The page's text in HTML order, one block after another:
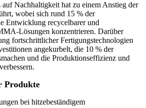
Nachhaltigkeit hat zu einem Anstieg der
wobei sich rund 15 % der
Entwicklung recycelbarer und
Lösungen konzentrieren. Darüber
fortschrittlicher Fertigungstechnologien
angekurbelt, die 10 % der
und die Produktionseffizienz und
Produkte
bei hitzebeständigem